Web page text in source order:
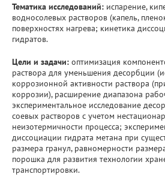
Тематика исследований: испарение,
водносолевых растворов (капель,
поверхностях нагрева; кинетика
гидратов.
Цели и задачи: оптимизация
раствора для уменьшения десорбции
коррозионной активности раствора
коррозии), расширение диапазона
экспериментальное исследование
соевых растворов с учетом
неизотермичности процесса;
диссоциации гидрата метана при
размера гранул, равномерности
порошка для развития технологии
транспортировки.